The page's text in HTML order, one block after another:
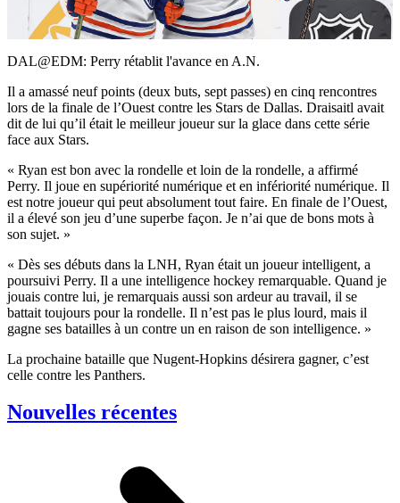
Video
DAL@EDM: Perry rétablit l'avance en A.N.
Il a amassé neuf points (deux buts, sept passes) en cinq rencontres
lors de la finale de l’Ouest contre les Stars de Dallas. Draisaitl avait
dit de lui qu’il était le meilleur joueur sur la glace dans cette série
face aux Stars.
« Ryan est bon avec la rondelle et loin de la rondelle, a affirmé
Perry. Il joue en supériorité numérique et en infériorité numérique. Il
est notre joueur qui peut absolument tout faire. En finale de l’Ouest,
il a élevé son jeu d’une superbe façon. Je n’ai que de bons mots à
son sujet. »
« Dès ses débuts dans la LNH, Ryan était un joueur intelligent, a
poursuivi Perry. Il a une intelligence hockey remarquable. Quand je
jouais contre lui, je remarquais aussi son ardeur au travail, il se
battait toujours pour la rondelle. Il n’est pas le plus lourd, mais il
gagne ses batailles à un contre un en raison de son intelligence. »
La prochaine bataille que Nugent-Hopkins désirera gagner, c’est
celle contre les Panthers.
Nouvelles récentes